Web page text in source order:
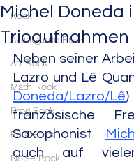
Rock
Avantgarde Rock
Art Rock
Math Rock
Prog Rock
Post Rock
Noise Rock
Michel Doneda
Trioaufnahmen
Neben seiner
Doneda/Lazro/Lê
französische
Saxophonist
auch auf